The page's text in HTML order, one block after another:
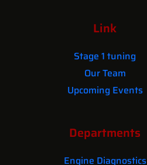
Link
Stage 1 tuning
Our Team
Upcoming Events
Departments
Engine Diagnostics